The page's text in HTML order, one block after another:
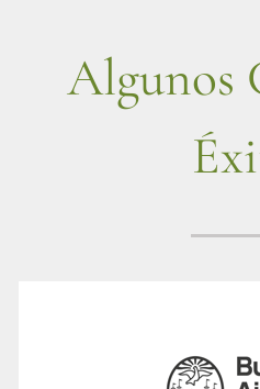
Algunos